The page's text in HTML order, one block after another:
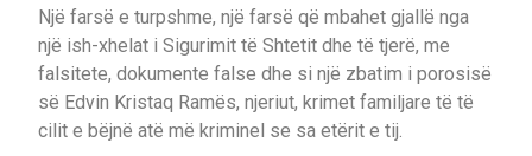
Një farsë e turpshme, një farsë që mbahet gjallë nga
një ish-xhelat i Sigurimit të Shtetit dhe të tjerë, me
falsitete, dokumente false dhe si një zbatim i porosisë
së Edvin Kristaq Ramës, njeriut, krimet familjare të të
cilit e bëjnë atë më kriminel se sa etërit e tij.